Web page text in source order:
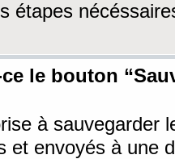
étapes
ce le bouton
à sauvegarder
et envoyés à une